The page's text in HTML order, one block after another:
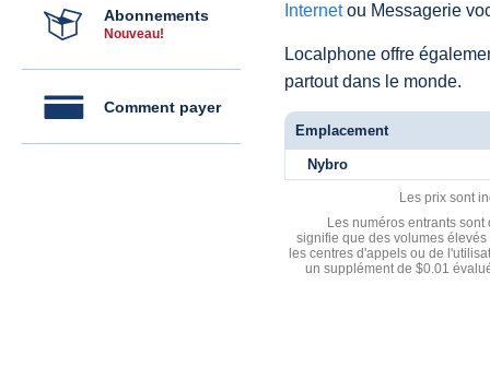
Abonnements
Nouveau!
Comment payer
Internetou Messagerie
Localphone offre
partout dans le monde.
Emplacement
Nybro
Les prix sont
Les numéros entrants
signifie que des volumes
les centres d'appels ou de
un supplément de $0.01